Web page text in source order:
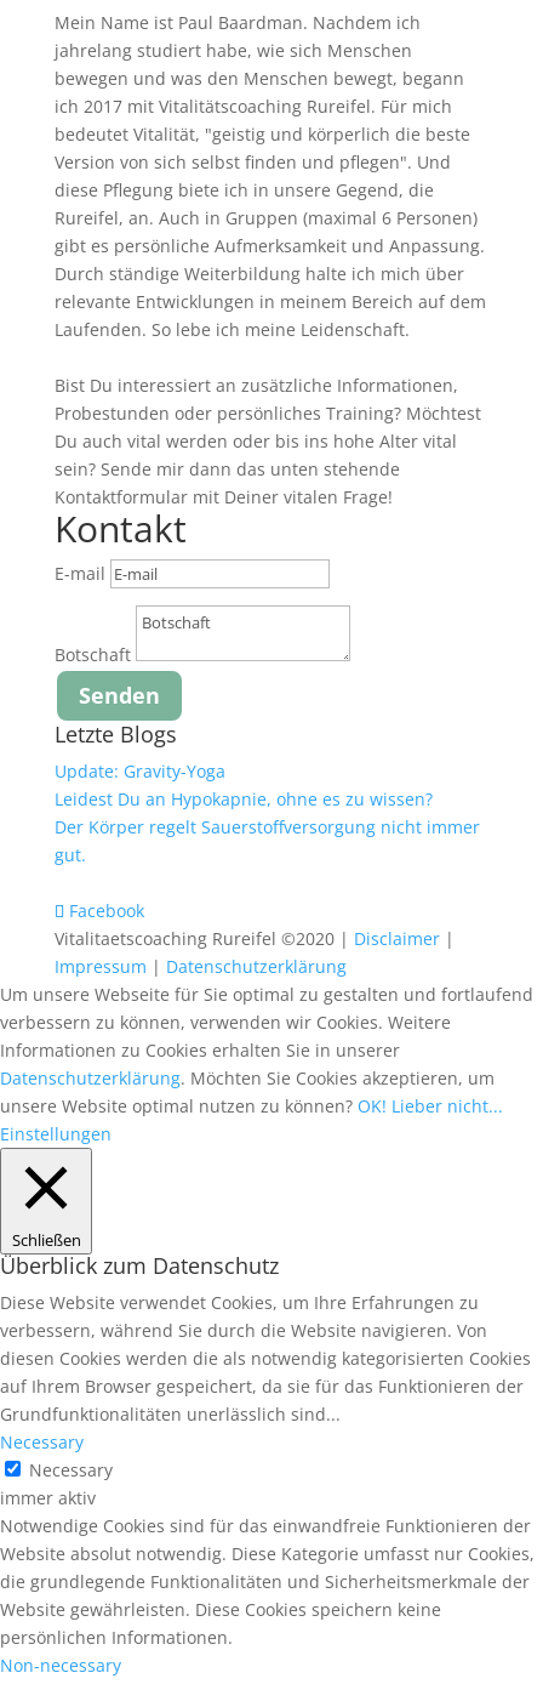
Mein Name ist Paul Baardman. Nachdem ich
jahrelang studiert habe, wie sich Menschen
bewegen und was den Menschen bewegt, begann
ich 2017 mit Vitalitätscoaching Rureifel. Für mich
bedeutet Vitalität, "geistig und körperlich die beste
Version von sich selbst finden und pflegen". Und
diese Pflegung biete ich in unsere Gegend, die
Rureifel, an. Auch in Gruppen (maximal 6 Personen)
gibt es persönliche Aufmerksamkeit und Anpassung.
Durch ständige Weiterbildung halte ich mich über
relevante Entwicklungen in meinem Bereich auf dem
Laufenden. So lebe ich meine Leidenschaft.
Bist Du interessiert an zusätzliche Informationen,
Probestunden oder persönliches Training? Möchtest
Du auch vital werden oder bis ins hohe Alter vital
sein? Sende mir dann das unten stehende
Kontaktformular mit Deiner vitalen Frage!
Kontakt
E-mail
Botschaft
Senden
Letzte Blogs
Update: Gravity-Yoga
Leidest Du an Hypokapnie, ohne es zu wissen?
Der Körper regelt Sauerstoffversorgung nicht immer
gut.
Facebook
Vitalitaetscoaching Rureifel ©2020 | Disclaimer|
Impressum | Datenschutzerklärung
Um unsere Webseite für Sie optimal zu gestalten und fortlaufend
verbessern zu können, verwenden wir Cookies. Weitere
Informationen zu Cookies erhalten Sie in unserer
Datenschutzerklärung. Möchten Sie Cookies akzeptieren, um
unsere Website optimal nutzen zu können? OK! Lieber nicht...
Einstellungen
Schließen
Überblick zum Datenschutz
Diese Website verwendet Cookies, um Ihre Erfahrungen zu
verbessern, während Sie durch die Website navigieren. Von
diesen Cookies werden die als notwendig kategorisierten Cookies
auf Ihrem Browser gespeichert, da sie für das Funktionieren der
Grundfunktionalitäten unerlässlich sind...
Necessary
Necessary
immer aktiv
Notwendige Cookies sind für das einwandfreie Funktionieren der
Website absolut notwendig. Diese Kategorie umfasst nur Cookies,
die grundlegende Funktionalitäten und Sicherheitsmerkmale der
Website gewährleisten. Diese Cookies speichern keine
persönlichen Informationen.
Non-necessary